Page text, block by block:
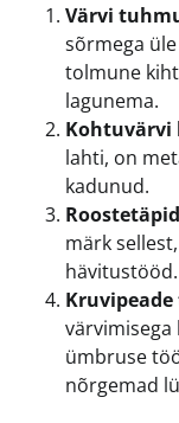
Värvi
sõrmega
tolmune
lagunema.
Kohtuvärvi
lahti, on
kadunud.
märk
hävitustööd.
värvimisega
ümbruse
nõrgemad